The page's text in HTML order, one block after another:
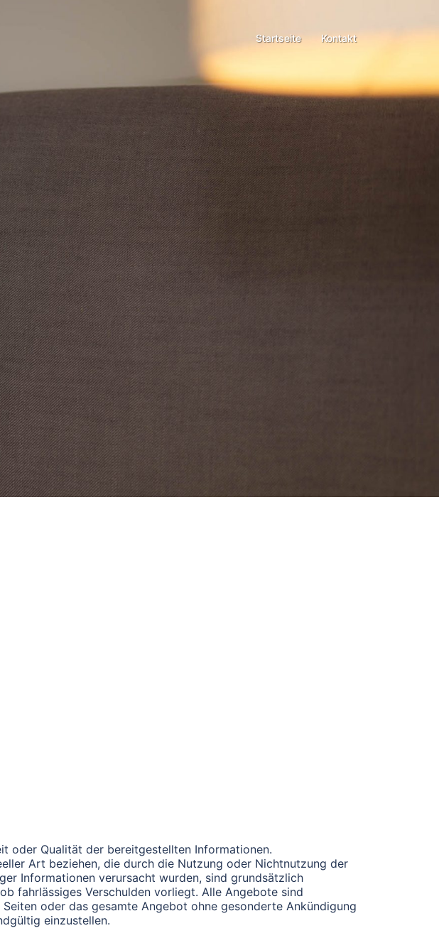
Startseite Kontakt
oder Qualität der bereitgestellten Informationen.
Art beziehen, die durch die Nutzung oder Nichtnutzung der
Informationen verursacht wurden, sind grundsätzlich
fahrlässiges Verschulden vorliegt. Alle Angebote sind
oder das gesamte Angebot ohne gesonderte Ankündigung
einzustellen.